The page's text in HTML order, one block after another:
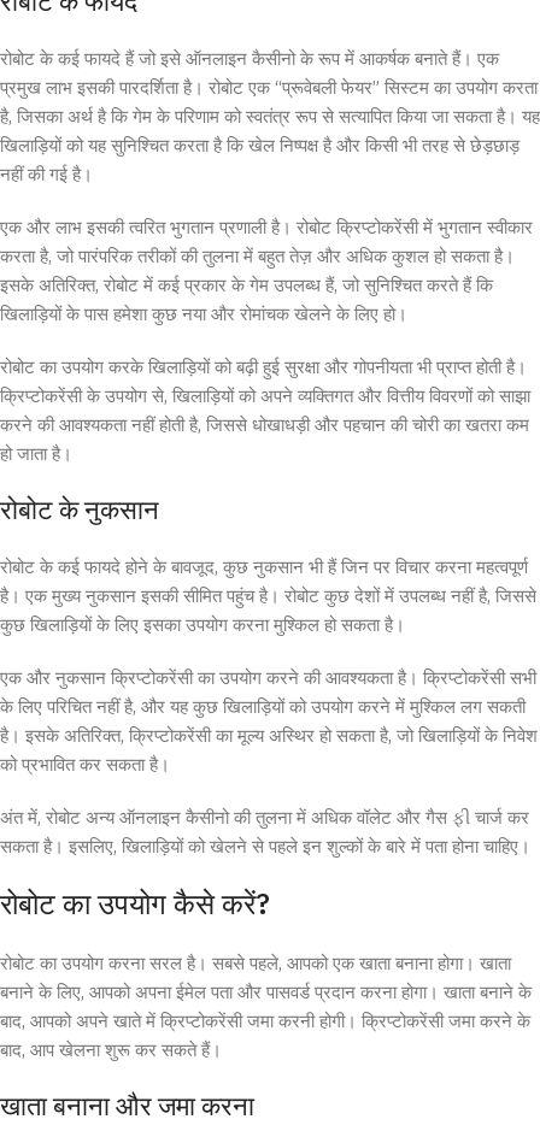
रोबोट के कई फायदे हैं जो इसे ऑनलाइन कैसीनो के रूप में आकर्षक बनाते हैं। एक
प्रमुख लाभ इसकी पारदर्शिता है। रोबोट एक “प्रूवेबली फेयर” सिस्टम का उपयोग करता
है, जिसका अर्थ है कि गेम के परिणाम को स्वतंत्र रूप से सत्यापित किया जा सकता है। यह
खिलाड़ियों को यह सुनिश्चित करता है कि खेल निष्पक्ष है और किसी भी तरह से छेड़छाड़
नहीं की गई है।
एक और लाभ इसकी त्वरित भुगतान प्रणाली है। रोबोट क्रिप्टोकरेंसी में भुगतान स्वीकार
करता है, जो पारंपरिक तरीकों की तुलना में बहुत तेज़ और अधिक कुशल हो सकता है।
इसके अतिरिक्त, रोबोट में कई प्रकार के गेम उपलब्ध हैं, जो सुनिश्चित करते हैं कि
खिलाड़ियों के पास हमेशा कुछ नया और रोमांचक खेलने के लिए हो।
रोबोट का उपयोग करके खिलाड़ियों को बढ़ी हुई सुरक्षा और गोपनीयता भी प्राप्त होती है।
क्रिप्टोकरेंसी के उपयोग से, खिलाड़ियों को अपने व्यक्तिगत और वित्तीय विवरणों को साझा
करने की आवश्यकता नहीं होती है, जिससे धोखाधड़ी और पहचान की चोरी का खतरा कम
हो जाता है।
रोबोट के नुकसान
रोबोट के कई फायदे होने के बावजूद, कुछ नुकसान भी हैं जिन पर विचार करना महत्वपूर्ण
है। एक मुख्य नुकसान इसकी सीमित पहुंच है। रोबोट कुछ देशों में उपलब्ध नहीं है, जिससे
कुछ खिलाड़ियों के लिए इसका उपयोग करना मुश्किल हो सकता है।
एक और नुकसान क्रिप्टोकरेंसी का उपयोग करने की आवश्यकता है। क्रिप्टोकरेंसी सभी
के लिए परिचित नहीं है, और यह कुछ खिलाड़ियों को उपयोग करने में मुश्किल लग सकती
है। इसके अतिरिक्त, क्रिप्टोकरेंसी का मूल्य अस्थिर हो सकता है, जो खिलाड़ियों के निवेश
को प्रभावित कर सकता है।
अंत में, रोबोट अन्य ऑनलाइन कैसीनो की तुलना में अधिक वॉलेट और गैस ફી चार्ज कर
सकता है। इसलिए, खिलाड़ियों को खेलने से पहले इन शुल्कों के बारे में पता होना चाहिए।
रोबोट का उपयोग कैसे करें?
रोबोट का उपयोग करना सरल है। सबसे पहले, आपको एक खाता बनाना होगा। खाता
बनाने के लिए, आपको अपना ईमेल पता और पासवर्ड प्रदान करना होगा। खाता बनाने के
बाद, आपको अपने खाते में क्रिप्टोकरेंसी जमा करनी होगी। क्रिप्टोकरेंसी जमा करने के
बाद, आप खेलना शुरू कर सकते हैं।
खाता बनाना और जमा करना